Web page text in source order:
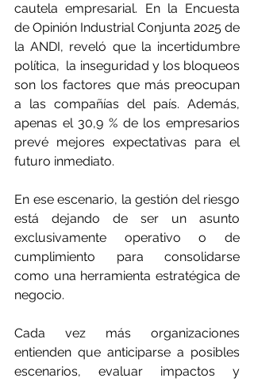
cautela empresarial. En la Encuesta
de Opinión Industrial Conjunta 2025 de
la ANDI, reveló que la incertidumbre
política,  la inseguridad y los bloqueos
son los factores que más preocupan
a las compañías del país. Además,
apenas el 30,9 % de los empresarios
prevé mejores expectativas para el
futuro inmediato.
En ese escenario, la gestión del riesgo
está dejando de ser un asunto
exclusivamente operativo o de
cumplimiento para consolidarse
como una herramienta estratégica de
negocio.
Cada vez más organizaciones
entienden que anticiparse a posibles
escenarios, evaluar impactos y